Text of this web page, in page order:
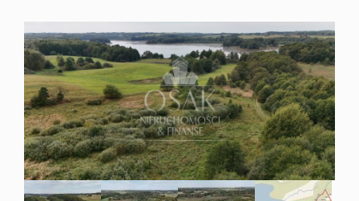
Firma
Kontakt